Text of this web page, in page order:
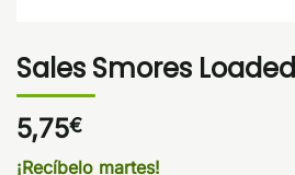
Sales Smores
5,75€
¡Recíbelo martes!